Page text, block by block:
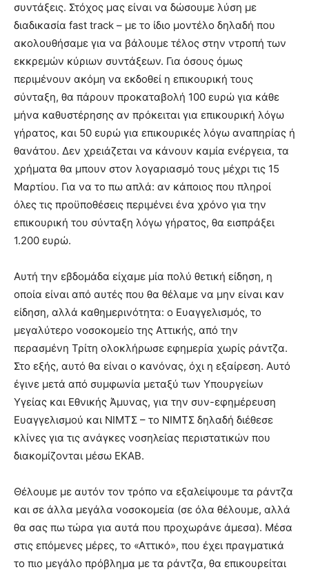
συντάξεις. Στόχος μας είναι να δώσουμε λύση με
διαδικασία fast track – με το ίδιο μοντέλο δηλαδή που
ακολουθήσαμε για να βάλουμε τέλος στην ντροπή των
εκκρεμών κύριων συντάξεων. Για όσους όμως
περιμένουν ακόμη να εκδοθεί η επικουρική τους
σύνταξη, θα πάρουν προκαταβολή 100 ευρώ για κάθε
μήνα καθυστέρησης αν πρόκειται για επικουρική λόγω
γήρατος, και 50 ευρώ για επικουρικές λόγω αναπηρίας ή
θανάτου. Δεν χρειάζεται να κάνουν καμία ενέργεια, τα
χρήματα θα μπουν στον λογαριασμό τους μέχρι τις 15
Μαρτίου. Για να το πω απλά: αν κάποιος που πληροί
όλες τις προϋποθέσεις περιμένει ένα χρόνο για την
επικουρική του σύνταξη λόγω γήρατος, θα εισπράξει
1.200 ευρώ.
Αυτή την εβδομάδα είχαμε μία πολύ θετική είδηση, η
οποία είναι από αυτές που θα θέλαμε να μην είναι καν
είδηση, αλλά καθημερινότητα: ο Ευαγγελισμός, το
μεγαλύτερο νοσοκομείο της Αττικής, από την
περασμένη Τρίτη ολοκλήρωσε εφημερία χωρίς ράντζα.
Στο εξής, αυτό θα είναι ο κανόνας, όχι η εξαίρεση. Αυτό
έγινε μετά από συμφωνία μεταξύ των Υπουργείων
Υγείας και Εθνικής Άμυνας, για την συν-εφημέρευση
Ευαγγελισμού και ΝΙΜΤΣ – το ΝΙΜΤΣ δηλαδή διέθεσε
κλίνες για τις ανάγκες νοσηλείας περιστατικών που
διακομίζονται μέσω ΕΚΑΒ.
Θέλουμε με αυτόν τον τρόπο να εξαλείψουμε τα ράντζα
και σε άλλα μεγάλα νοσοκομεία (σε όλα θέλουμε, αλλά
θα σας πω τώρα για αυτά που προχωράνε άμεσα). Μέσα
στις επόμενες μέρες, το «Αττικό», που έχει πραγματικά
το πιο μεγάλο πρόβλημα με τα ράντζα, θα επικουρείται